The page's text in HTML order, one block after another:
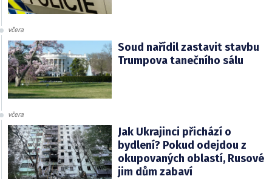
včera
Soud nařídil zastavit stavbu
Trumpova tanečního sálu
včera
Jak Ukrajinci přichází o
bydlení? Pokud odejdou z
okupovaných oblastí, Rusové
jim dům zabaví